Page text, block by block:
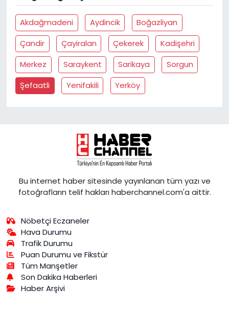
Akdağmadeni Aydincik
Boğazliyan
Çandir
Çayiralan Çekerek
Kadişehri
Merkez
Saraykent Sarikaya
Sorgun
Şefaatli
Yenifakili Yerköy
Bu internet haber sitesinde yayınlanan tüm yazı ve
fotoğrafların telif hakları haberchannel.com'a aittir.
Nöbetçi Eczaneler
Hava Durumu
Trafik Durumu
Puan Durumu ve Fikstür
Tüm Manşetler
Son Dakika Haberleri
Haber Arşivi